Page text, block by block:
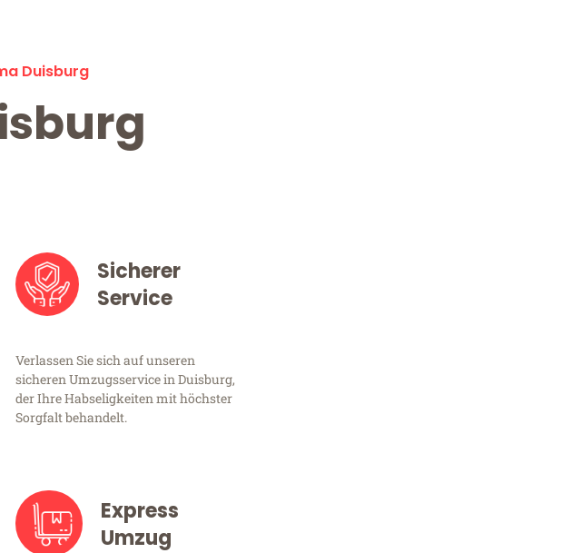
Duisburg
Sicherer
Service
Verlassen Sie sich auf unseren
sicheren Umzugsservice in Duisburg,
der Ihre Habseligkeiten mit höchster
Sorgfalt behandelt.
Express
Umzug